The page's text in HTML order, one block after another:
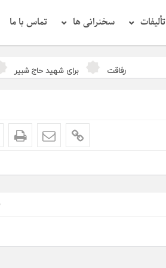
تألیفات سخنرانی ها تماس با ما
رفاقت برای شهید حاج شبیر